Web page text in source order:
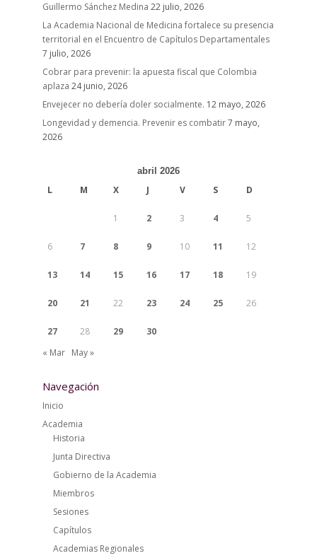
Guillermo Sánchez Medina 22 julio, 2026
La Academia Nacional de Medicina fortalece su presencia
territorial en el Encuentro de Capítulos Departamentales
7 julio, 2026
Cobrar para prevenir: la apuesta fiscal que Colombia
aplaza 24 junio, 2026
Envejecer no debería doler socialmente. 12 mayo, 2026
Longevidad y demencia. Prevenir es combatir7 mayo,
2026
abril 2026
L M X J V S D
1 2 3 4 5
6 7 8 9 10 11 12
13 14 15 16 17 18 19
20 21 22 23 24 25 26
27 28 29
30
« Mar
May »
Navegación
Inicio
Academia
Historia
Junta Directiva
Gobierno de la Academia
Miembros
Sesiones
Capítulos
Academias Regionales